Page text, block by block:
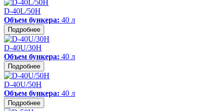
D-40L/50H
Объем бункера: 40 л
Подробнее
D-40U/30H
Объем бункера: 40 л
Подробнее
D-40U/50H
Объем бункера: 40 л
Подробнее